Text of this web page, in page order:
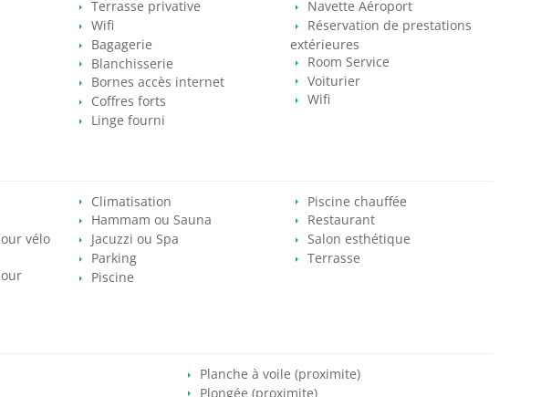
Terrasse privative
Wifi
Bagagerie
Blanchisserie
Bornes accès internet
Coffres forts
Linge fourni
Navette Aéroport
Réservation de prestations
extérieures
Room Service
Voiturier
Wifi
vélo
Climatisation
Hammam ou Sauna
Jacuzzi ou Spa
Parking
Piscine
Piscine chauffée
Restaurant
Salon esthétique
Terrasse
Planche à voile (proximite)
Plongée (proximite)